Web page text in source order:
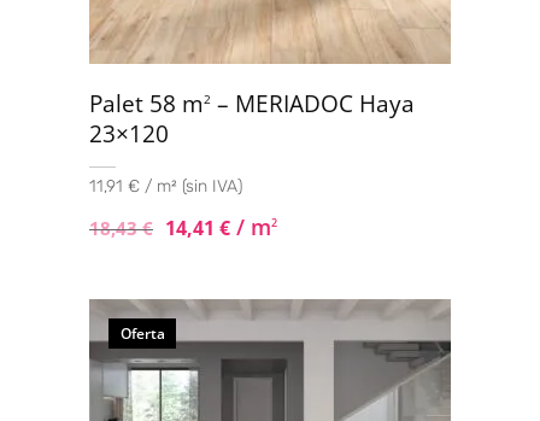
Palet 58 m2 – MERIADOC Haya
23×120
11,91 € / m² (sin IVA)
18,43€ 14,41 € / m2
Oferta